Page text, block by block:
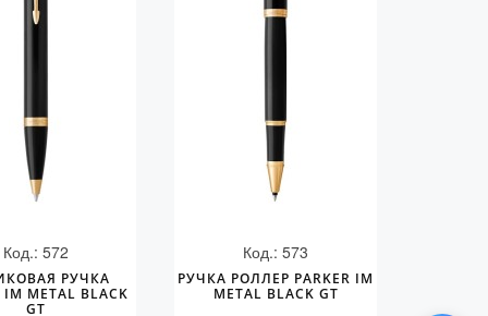
Код.: 572
РУЧКА
IM METAL BLACK
GT
Код.: 573
РУЧКА РОЛЛЕР PARKER IM
METAL BLACK GT